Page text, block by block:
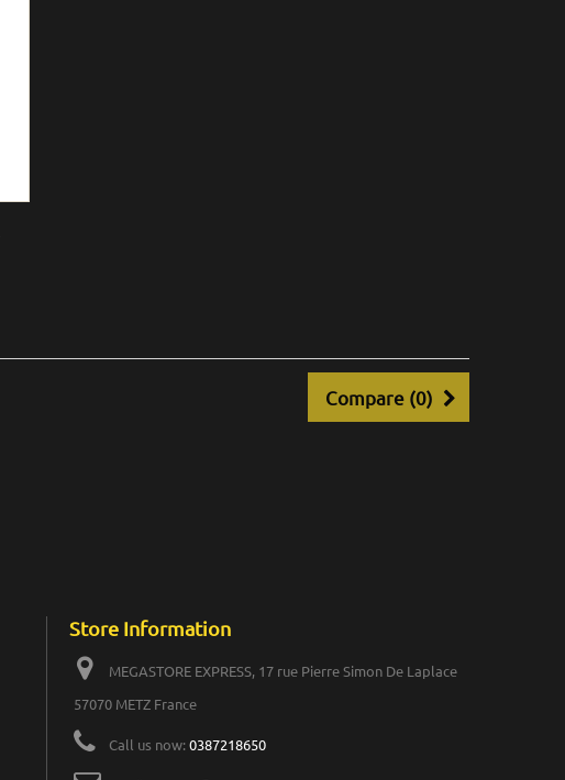
Compare (0)
Store Information
MEGASTORE EXPRESS, 17 rue Pierre Simon De Laplace
57070 METZ France
Call us now:0387218650